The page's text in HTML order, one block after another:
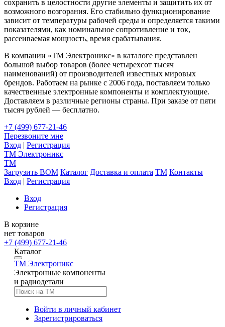
сохранить в целостности другие элементы и защитить их от
возможного возгорания. Его стабильно функционирование
зависит от температуры рабочей среды и определяется такими
показателями, как номинальное сопротивление и ток,
рассеиваемая мощность, время срабатывания.
В компании «ТМ Электроникс» в каталоге представлен
большой выбор товаров (более четырехсот тысяч
наименований) от производителей известных мировых
брендов. Работаем на рынке с 2006 года, поставляем только
качественные электронные компоненты и комплектующие.
Доставляем в различные регионы страны. При заказе от пяти
тысяч рублей — бесплатно.
+7 (499) 677-21-46
Перезвоните мне
Вход | Регистрация
TM Электроникс
TM
Загрузить BOM Каталог Доставка и оплата TM Контакты
Вход | Регистрация
Вход
Регистрация
В корзине
нет товаров
+7 (499) 677-21-46
Каталог
TM Электроникс
Электронные компоненты
и радиодетали
Войти в личный кабинет
Зарегистрироваться